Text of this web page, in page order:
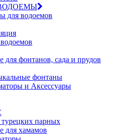
для водоемов
для фонтанов, сада и прудов
фонтаны
и Аксессуары
парных
для хамамов